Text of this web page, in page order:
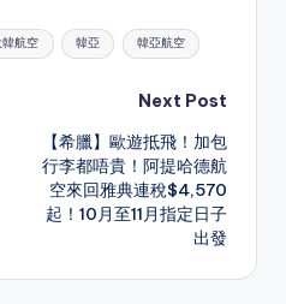
c
e
o
o
k
e
gr
m
ai
l
ar
e
韓航空 韓亞 韓亞航空
Next Post
【希臘】歐遊抵飛！加包
行李都唔貴！阿提哈德航
空來回雅典連稅$4,570
起！10月至11月指定日子
出發